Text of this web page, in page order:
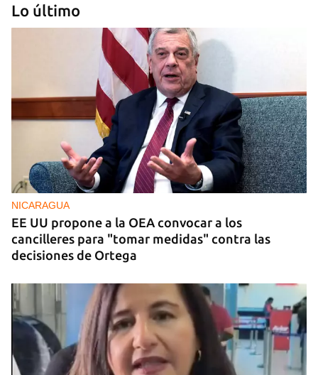
El Movimiento Sin Tierra de Brasil dona siete
toneladas de medicamentos a Cuba
Lo último
NICARAGUA
EE UU propone a la OEA convocar a los
cancilleres para "tomar medidas" contra las
decisiones de Ortega